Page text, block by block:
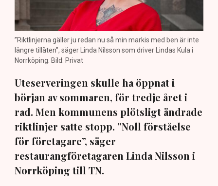
”Riktlinjerna gäller ju redan nu så min markis med ben är inte
längre tillåten”, säger Linda Nilsson som driver Lindas Kula i
Norrköping. Bild: Privat
Uteserveringen skulle ha öppnat i
början av sommaren, för tredje året i
rad. Men kommunens plötsligt ändrade
riktlinjer satte stopp. ”Noll förståelse
för företagare”, säger
restaurangföretagaren Linda Nilsson i
Norrköping till TN.